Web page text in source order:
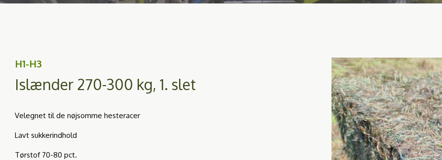
H1-H3
Islænder 270-300 kg, 1. slet
Velegnet til de nøjsomme hesteracer
Lavt sukkerindhold
Tørstof 70-80 pct.